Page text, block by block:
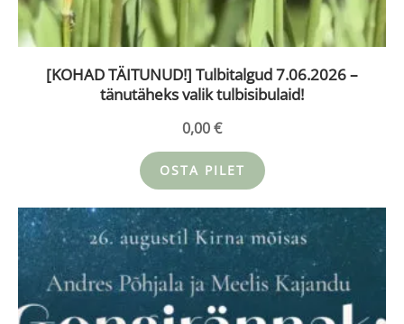
[KOHAD TÄITUNUD!] Tulbitalgud 7.06.2026 –
tänutäheks valik tulbisibulaid!
0,00€
OSTA PILET